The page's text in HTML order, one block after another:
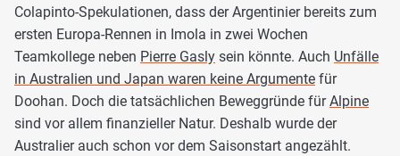
Colapinto-Spekulationen, dass der Argentinier bereits zum
ersten Europa-Rennen in Imola in zwei Wochen
Teamkollege neben Pierre Gasly sein könnte. Auch Unfälle
in Australien und Japan waren keine Argumente für
Doohan. Doch die tatsächlichen Beweggründe fürAlpine
sind vor allem finanzieller Natur. Deshalb wurde der
Australier auch schon vor dem Saisonstart angezählt.